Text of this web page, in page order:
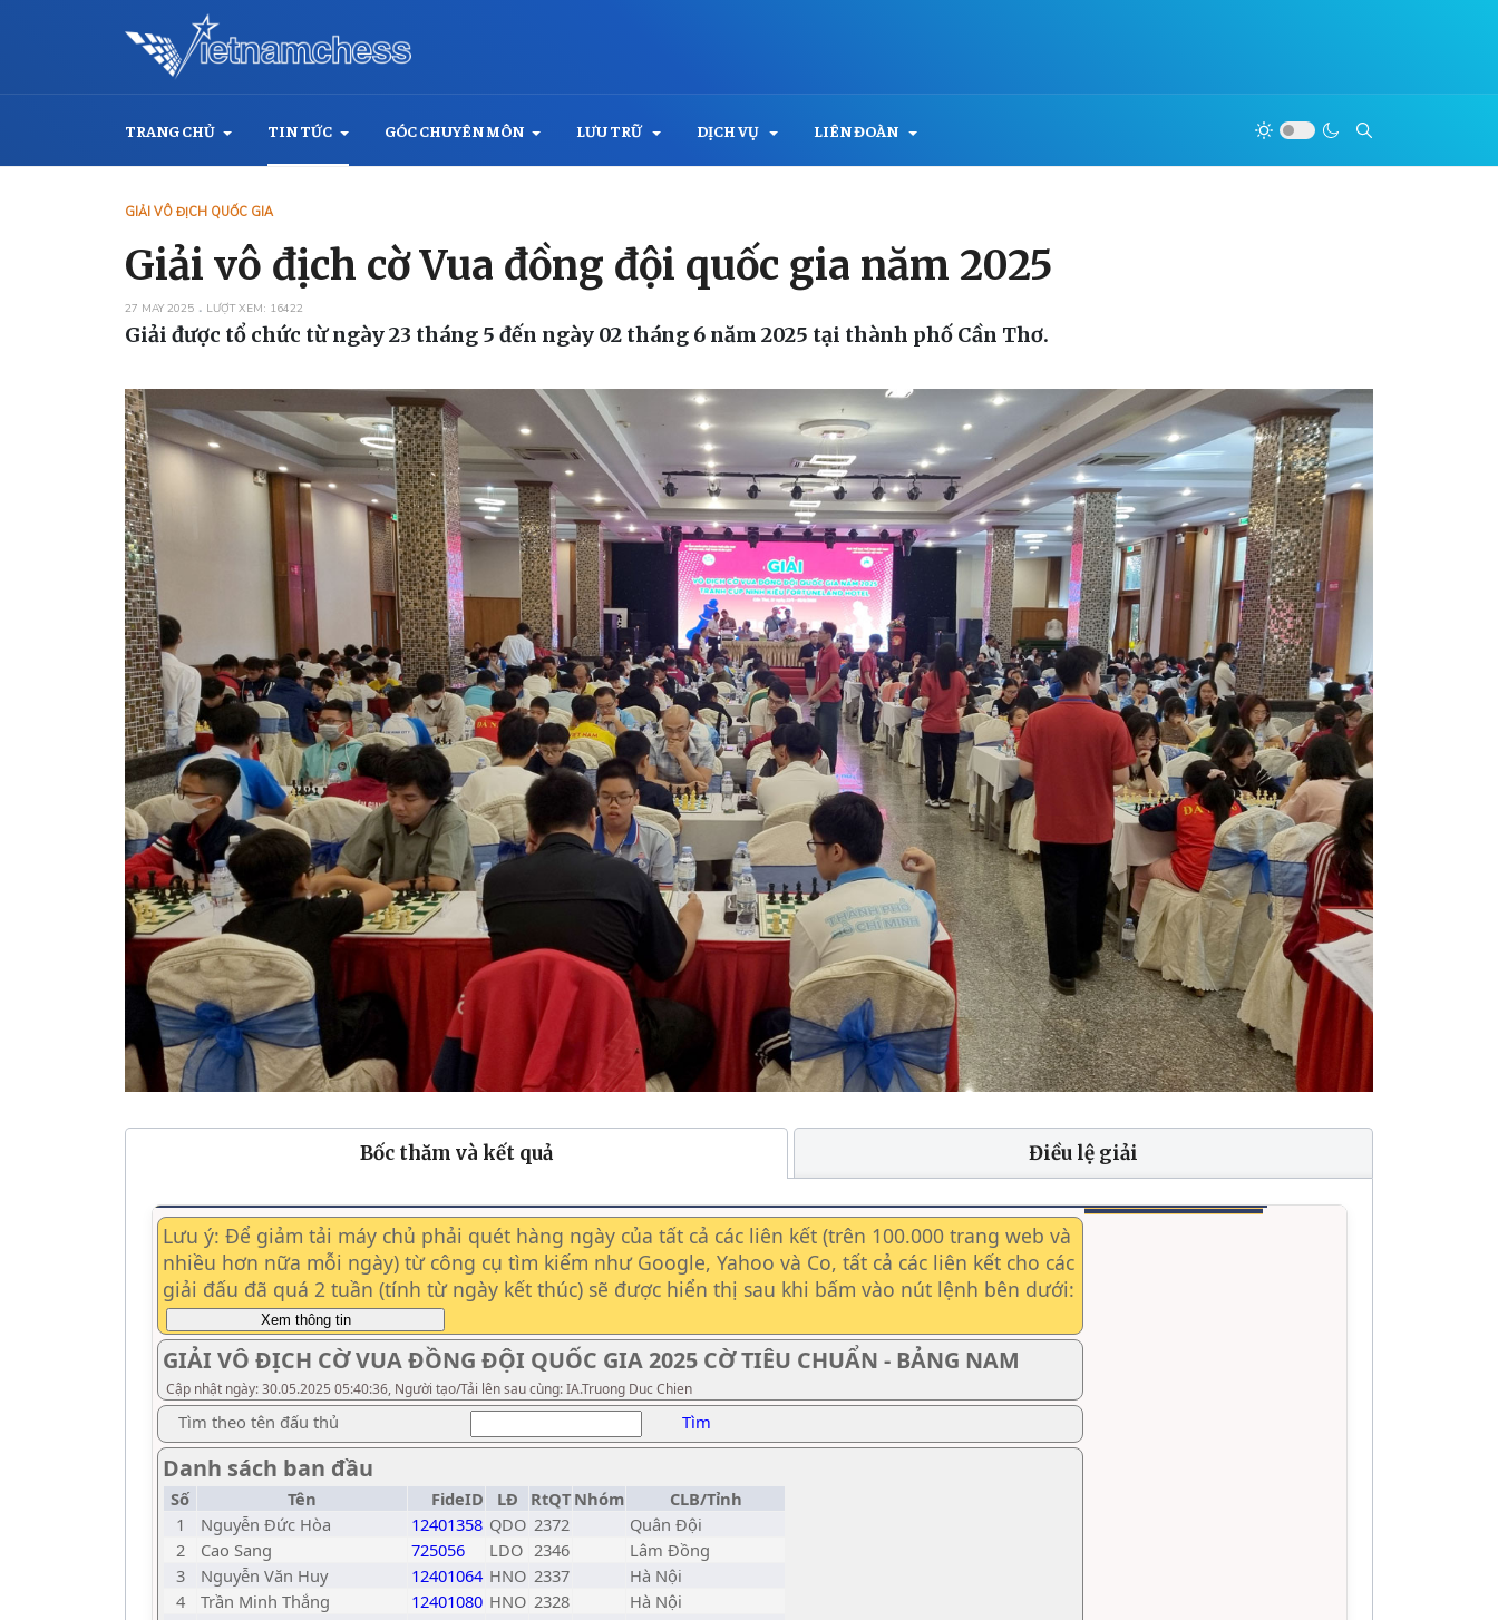
TRANG CHỦ TIN TỨC GÓC CHUYÊN MÔN LƯU TRỮ DỊCH VỤ LIÊN ĐOÀN
GIẢI VÔ ĐỊCH QUỐC GIA
Giải vô địch cờ Vua đồng đội quốc gia năm 2025
27 MAY 2025 LƯỢT XEM: 16422
Giải được tổ chức từ ngày 23 tháng 5 đến ngày 02 tháng 6 năm 2025 tại thành phố Cần Thơ.
Bốc thăm và kết quả Điều lệ giải